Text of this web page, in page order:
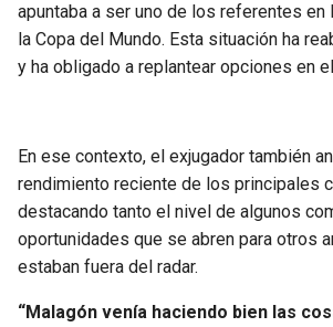
apuntaba a ser uno de los referentes en
la Copa del Mundo. Esta situación ha
y ha obligado a replantear opciones en
En ese contexto, el exjugador también
rendimiento reciente de los principales
destacando tanto el nivel de algunos
oportunidades que se abren para otros
estaban fuera del radar.
“Malagón venía haciendo bien las